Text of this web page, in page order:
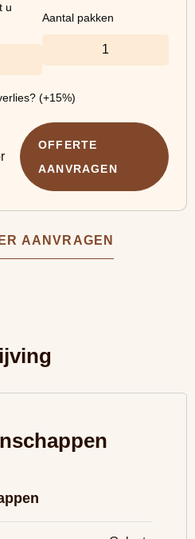
u
Aantal pakken
(+15%)
OFFERTE
AANVRAGEN
AANVRAGEN